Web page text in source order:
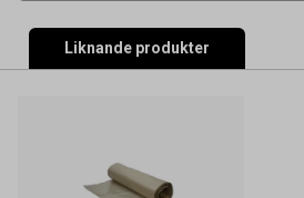
Liknande produkter